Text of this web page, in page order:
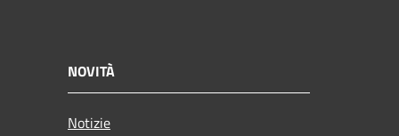
NOVITÀ
Notizie